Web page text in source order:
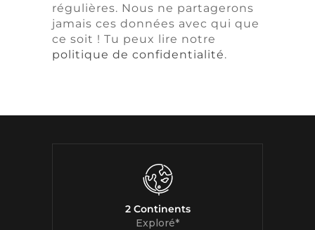
régulières. Nous ne partagerons
jamais ces données avec qui que
ce soit ! Tu peux lire notre
politique de confidentialité.
2 Continents
Exploré*